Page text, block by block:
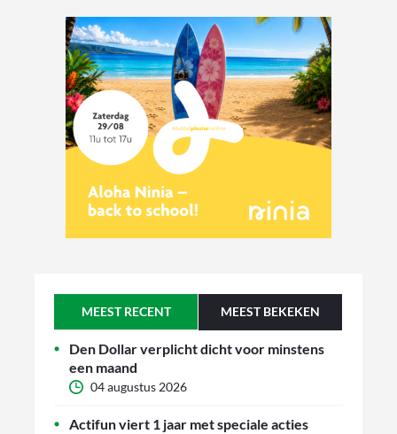
MEEST RECENT MEEST BEKEKEN
Den Dollar verplicht dicht voor minstens
een maand
04 augustus 2026
Actifun viert 1 jaar met speciale acties